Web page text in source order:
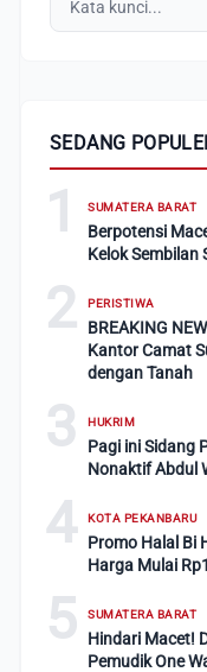
SEDANG
1 SUMATERA BARAT
Berpotensi
Kelok Sembilan
2 PERISTIWA
BREAKING
Kantor Camat
dengan Tanah
3 HUKRIM
Pagi ini Sidang
Nonaktif Abdul
4 KOTA PEKANBARU
Promo Halal Bi
Harga Mulai
5 SUMATERA BARAT
Hindari Macet!
Pemudik One